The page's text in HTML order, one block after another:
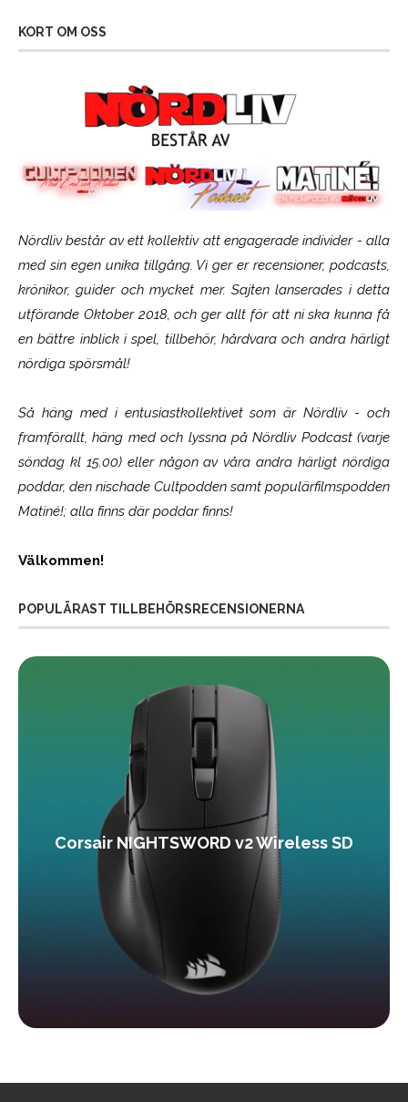
KORT OM OSS
Nördliv består av ett kollektiv att engagerade individer - alla
med sin egen unika tillgång. Vi ger er recensioner, podcasts,
krönikor, guider och mycket mer. Sajten lanserades i detta
utförande Oktober 2018, och ger allt för att ni ska kunna få
en bättre inblick i spel, tillbehör, hårdvara och andra härligt
nördiga spörsmål!
Så häng med i entusiastkollektivet som ärNördliv- och
framförallt, häng med och lyssna på Nördliv Podcast (varje
söndag kl 15.00) eller någon av våra andra härligt nördiga
poddar, den nischade Cultpodden samt populärfilmspodden
Matiné!; alla finns där poddar finns!
Välkommen!
POPULÄRAST TILLBEHÖRSRECENSIONERNA
Corsair NIGHTSWORD v2 Wireless SD